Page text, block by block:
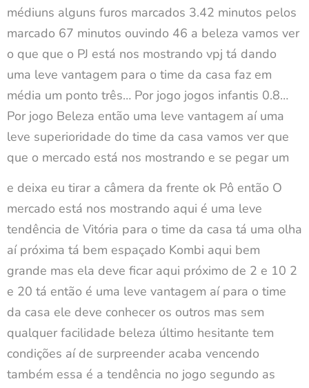
médiuns alguns furos marcados 3.42 minutos pelos
marcado 67 minutos ouvindo 46 a beleza vamos ver
o que que o PJ está nos mostrando vpj tá dando
uma leve vantagem para o time da casa faz em
média um ponto três… Por jogo jogos infantis 0.8…
Por jogo Beleza então uma leve vantagem aí uma
leve superioridade do time da casa vamos ver que
que o mercado está nos mostrando e se pegar um
e deixa eu tirar a câmera da frente ok Pô então O
mercado está nos mostrando aqui é uma leve
tendência de Vitória para o time da casa tá uma olha
aí próxima tá bem espaçado Kombi aqui bem
grande mas ela deve ficar aqui próximo de 2 e 10 2
e 20 tá então é uma leve vantagem aí para o time
da casa ele deve conhecer os outros mas sem
qualquer facilidade beleza último hesitante tem
condições aí de surpreender acaba vencendo
também essa é a tendência no jogo segundo as